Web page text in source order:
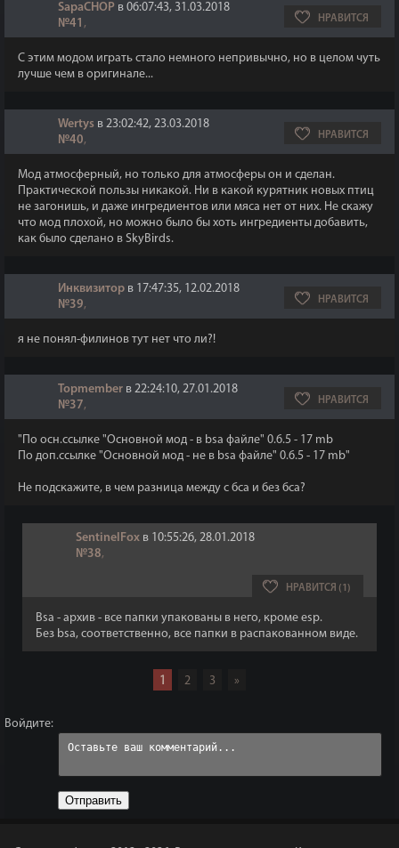
SapaCHOP в 06:07:43, 31.03.2018
№41 , НРАВИТСЯ
С этим модом играть стало немного непривычно, но в целом чуть
лучше чем в оригинале...
Wertys в 23:02:42, 23.03.2018
№40, НРАВИТСЯ
Мод атмосферный, но только для атмосферы он и сделан.
Практической пользы никакой. Ни в какой курятник новых птиц
не загонишь, и даже ингредиентов или мяса нет от них. Не скажу
что мод плохой, но можно было бы хоть ингредиенты добавить,
как было сделано в SkyBirds.
Инквизитор в 17:47:35, 12.02.2018
№39, НРАВИТСЯ
я не понял-филинов тут нет что ли?!
Topmember в 22:24:10, 27.01.2018
№37, НРАВИТСЯ
"По осн.ссылке "Основной мод - в bsa файле" 0.6.5 - 17 mb
По доп.ссылке "Основной мод - не в bsa файле" 0.6.5 - 17 mb"
Не подскажите, в чем разница между с бса и без бса?
SentinelFox в 10:55:26, 28.01.2018
№38,
НРАВИТСЯ (1)
Bsa - архив - все папки упакованы в него, кроме esp.
Без bsa, соответственно, все папки в распакованном виде.
1 2 3 »
Войдите:
Отправить